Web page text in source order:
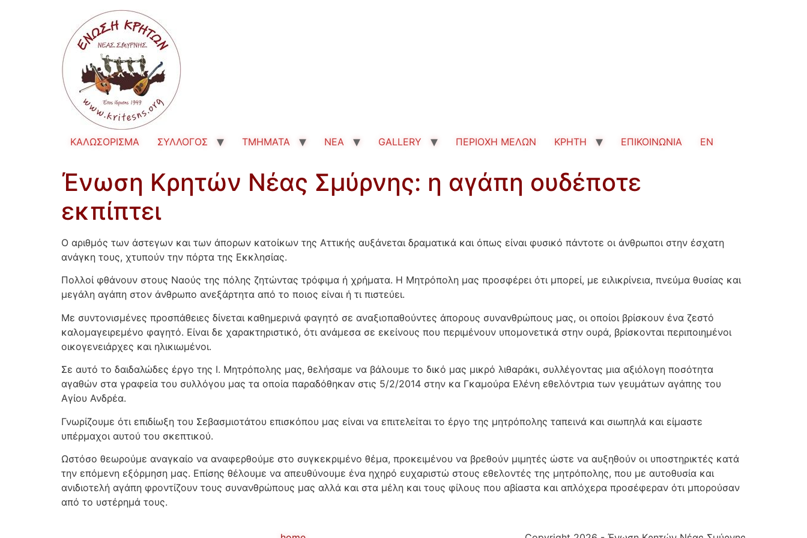
ΚΑΛΩΣΟΡΙΣΜΑ ΣΥΛΛΟΓΟΣ TMHMATA ΝΕΑ GALLERY ΠΕΡΙΟΧΗ ΜΕΛΩΝ ΚΡΗΤΗ ΕΠΙΚΟΙΝΩΝΙΑ EN
Ένωση Κρητών Νέας Σμύρνης: η αγάπη ουδέποτε
εκπίπτει
Ο αριθμός των άστεγων και των άπορων κατοίκων της Αττικής αυξάνεται δραματικά και όπως είναι φυσικό πάντοτε οι άνθρωποι στην έσχατη
ανάγκη τους, χτυπούν την πόρτα της Εκκλησίας.
Πολλοί φθάνουν στους Ναούς της πόλης ζητώντας τρόφιμα ή χρήματα. Η Μητρόπολη μας προσφέρει ότι μπορεί, με ειλικρίνεια, πνεύμα θυσίας και
μεγάλη αγάπη στον άνθρωπο ανεξάρτητα από το ποιος είναι ή τι πιστεύει.
Με συντονισμένες προσπάθειες δίνεται καθημερινά φαγητό σε αναξιοπαθούντες άπορους συνανθρώπους μας, οι οποίοι βρίσκουν ένα ζεστό
καλομαγειρεμένο φαγητό. Είναι δε χαρακτηριστικό, ότι ανάμεσα σε εκείνους που περιμένουν υπομονετικά στην ουρά, βρίσκονται περιποιημένοι
οικογενειάρχες και ηλικιωμένοι.
Σε αυτό το δαιδαλώδες έργο της Ι. Μητρόπολης μας, θελήσαμε να βάλουμε το δικό μας μικρό λιθαράκι, συλλέγοντας μια αξιόλογη ποσότητα
αγαθών στα γραφεία του συλλόγου μας τα οποία παραδόθηκαν στις 5/2/2014 στην κα Γκαμούρα Ελένη εθελόντρια των γευμάτων αγάπης του
Αγίου Ανδρέα.
Γνωρίζουμε ότι επιδίωξη του Σεβασμιοτάτου επισκόπου μας είναι να επιτελείται το έργο της μητρόπολης ταπεινά και σιωπηλά και είμαστε
υπέρμαχοι αυτού του σκεπτικού.
Ωστόσο θεωρούμε αναγκαίο να αναφερθούμε στο συγκεκριμένο θέμα, προκειμένου να βρεθούν μιμητές ώστε να αυξηθούν οι υποστηρικτές κατά
την επόμενη εξόρμηση μας. Επίσης θέλουμε να απευθύνουμε ένα ηχηρό ευχαριστώ στους εθελοντές της μητρόπολης, που με αυτοθυσία και
ανιδιοτελή αγάπη φροντίζουν τους συνανθρώπους μας αλλά και στα μέλη και τους φίλους που αβίαστα και απλόχερα προσέφεραν ότι μπορούσαν
από το υστέρημά τους.